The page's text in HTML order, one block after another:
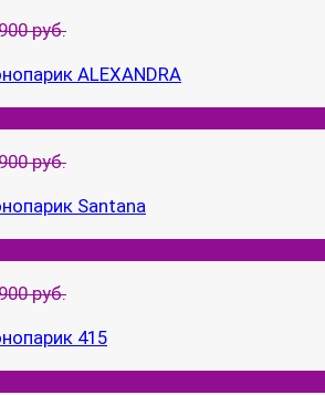
руб.
ALEXANDRA
руб.
Santana
руб.
415